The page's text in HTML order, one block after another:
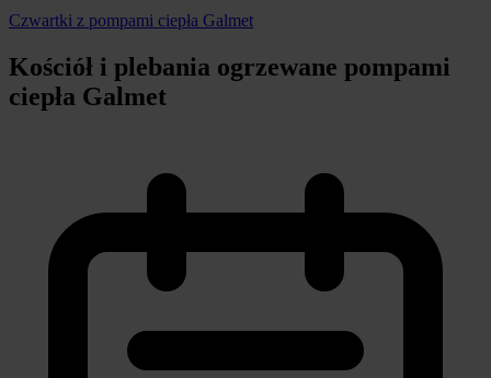
Czwartki z pompami ciepła Galmet
Kościół i plebania ogrzewane pompami
ciepła Galmet